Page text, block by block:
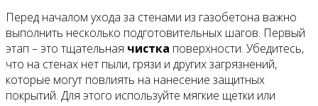
Перед началом ухода за стенами из газобетона важно
выполнить несколько подготовительных шагов. Первый
этап – это тщательная чистка поверхности. Убедитесь,
что на стенах нет пыли, грязи и других загрязнений,
которые могут повлиять на нанесение защитных
покрытий. Для этого используйте мягкие щетки или